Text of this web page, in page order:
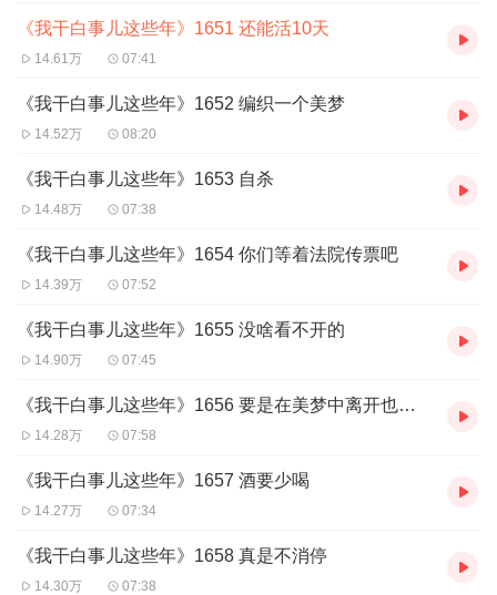
《我干白事儿这些年》1651 还能活10天
14.61万 07:41
《我干白事儿这些年》1652 编织一个美梦
14.52万 08:20
《我干白事儿这些年》1653 自杀
14.48万 07:38
《我干白事儿这些年》1654 你们等着法院传票吧
14.39万 07:52
《我干白事儿这些年》1655 没啥看不开的
14.90万 07:45
《我干白事儿这些年》1656 要是在美梦中离开也挺好
14.28万 07:58
《我干白事儿这些年》1657 酒要少喝
14.27万 07:34
《我干白事儿这些年》1658 真是不消停
14.30万 07:38